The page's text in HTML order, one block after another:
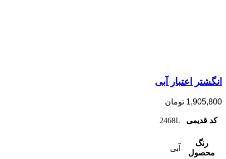
انگشتر اعتبار آبی
1,905,800 تومان
کد قدیمی 2468L
رنگ
محصول
آبی